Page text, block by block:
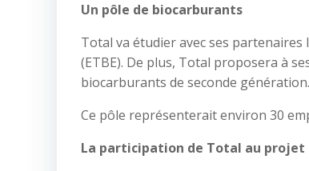
Un pôle de biocarburants
Total va étudier avec ses
(ETBE). De plus, Total proposera à
biocarburants de seconde génération.
Ce pôle représenterait environ 30
La participation de Total au projet